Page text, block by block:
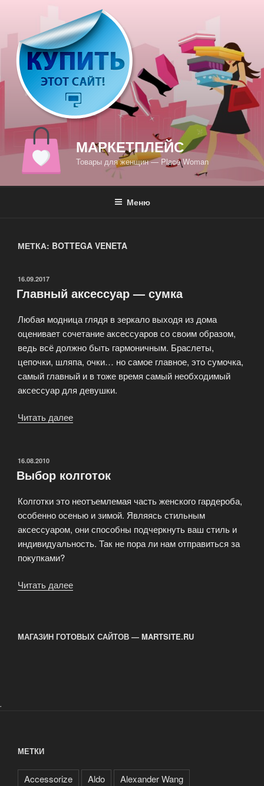
содержимому
МАРКЕТПЛЕЙС
Товары для женщин — Place Woman
Меню
МЕТКА: BOTTEGA VENETA
ОПУБЛИКОВАНО
16.09.2017
Главный аксессуар — сумка
Любая модница глядя в зеркало выходя из дома
оценивает сочетание аксессуаров со своим образом,
ведь всё должно быть гармоничным. Браслеты,
цепочки, шляпа, очки… но самое главное, это сумочка,
самый главный и в тоже время самый необходимый
аксессуар для девушки.
Читать далее
ОПУБЛИКОВАНО
16.08.2010
Выбор колготок
Колготки это неотъемлемая часть женского гардероба,
особенно осенью и зимой. Являясь стильным
аксессуаром, они способны подчеркнуть ваш стиль и
индивидуальность. Так не пора ли нам отправиться за
покупками?
Читать далее
МАГАЗИН ГОТОВЫХ САЙТОВ — MARTSITE.RU
.
МЕТКИ
Accessorize Aldo
Alexander Wang